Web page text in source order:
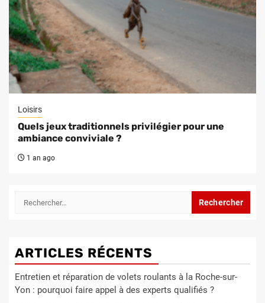
Loisirs
Quels jeux traditionnels privilégier pour une
ambiance conviviale ?
1 an ago
Rechercher :
ARTICLES RÉCENTS
Entretien et réparation de volets roulants à la Roche-sur-
Yon : pourquoi faire appel à des experts qualifiés ?